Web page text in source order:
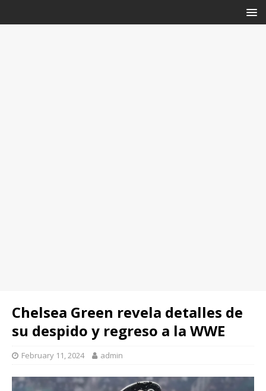
Chelsea Green revela detalles de
su despido y regreso a la WWE
February 11, 2024 admin